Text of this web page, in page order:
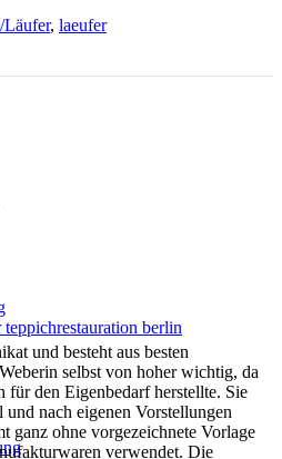
berlin
, laeufer
und besteht aus besten
selbst von hoher wichtig, da
für den Eigenbedarf herstellte. Sie
nach eigenen Vorstellungen
ganz ohne vorgezeichnete Vorlage
verwendet. Die